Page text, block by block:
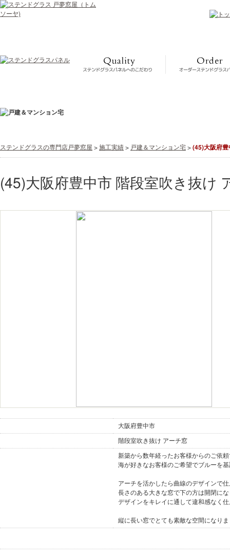
ステンドグラスの専門店戸夢窓屋 > 施工実績 > 戸建＆マンション宅 > (45)大阪府豊
(45)大阪府豊中市 階段室吹き抜け
大阪府豊中市
階段室吹き抜け アーチ窓
新築から数年経ったお客様からのご依
海が好きなお客様のご希望でブルーを
アーチを活かしたら曲線のデザインで
長さのある大きな窓で下の方は開閉に
デザインをキレイに通して違和感なく
縦に長い窓でとても素敵な空間になり